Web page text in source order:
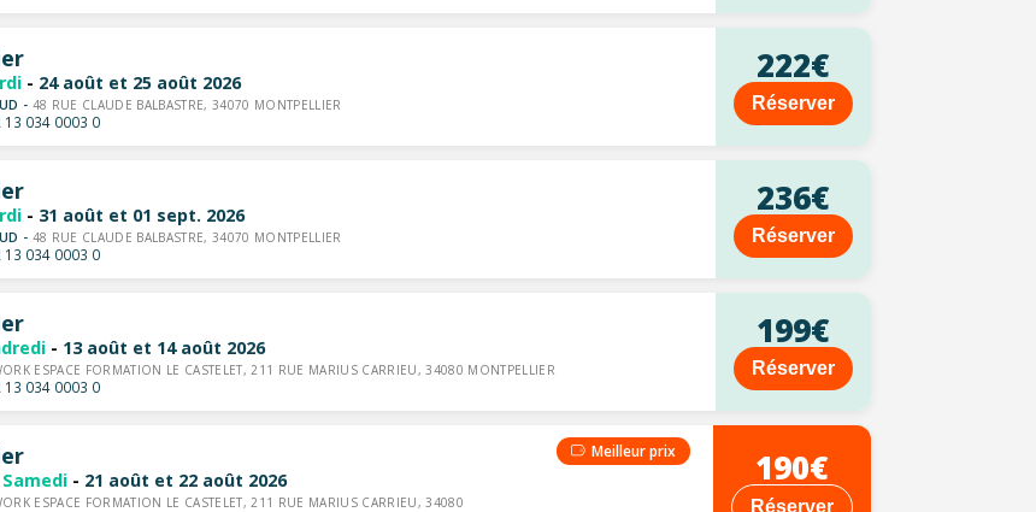
- 24 août et 25 août 2026
- 48 RUE CLAUDE BALBASTRE, 34070 MONTPELLIER
13 034 0003 0
222€
Réserver
- 31 août et 01 sept. 2026
- 48 RUE CLAUDE BALBASTRE, 34070 MONTPELLIER
13 034 0003 0
236€
Réserver
- 13 août et 14 août 2026
ESPACE FORMATION LE CASTELET, 211 RUE MARIUS CARRIEU, 34080 MONTPELLIER
13 034 0003 0
199€
Réserver
- 21 août et 22 août 2026
ESPACE FORMATION LE CASTELET, 211 RUE MARIUS CARRIEU, 34080
Meilleur prix 190€
Réserver